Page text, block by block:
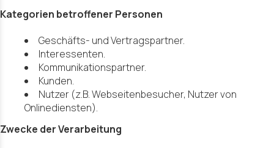
Kategorien betroffener Personen
Geschäfts- und Vertragspartner.
Interessenten.
Kommunikationspartner.
Kunden.
Nutzer (z.B. Webseitenbesucher, Nutzer von
Onlinediensten).
Zwecke der Verarbeitung